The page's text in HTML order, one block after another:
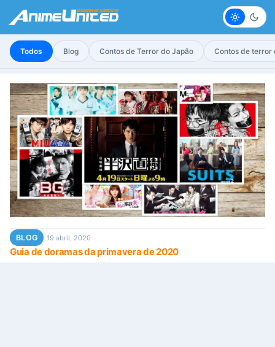
Claro
Todos Blog Contos de Terror do Japão Contos de terror
BLOG 19 abril, 2020
Guia de doramas da primavera de 2020